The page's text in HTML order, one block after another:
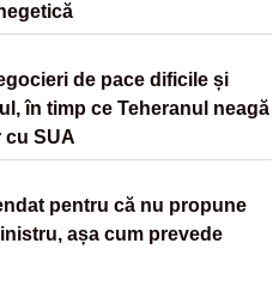
de pace dificile și
în timp ce Teheranul neagă
SUA
pentru că nu propune
așa cum prevede